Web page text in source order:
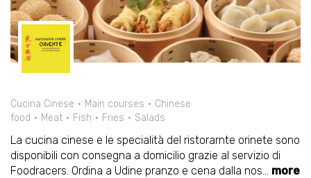
Cucina Cinese Main courses
Chinese
food
Meat Fish Fries Salads
La cucina cinese e le specialità del ristorarnte orinete sono
disponibili con consegna a domicilio grazie al servizio di
Foodracers. Ordina a Udine pranzo e cena dalla nos... more